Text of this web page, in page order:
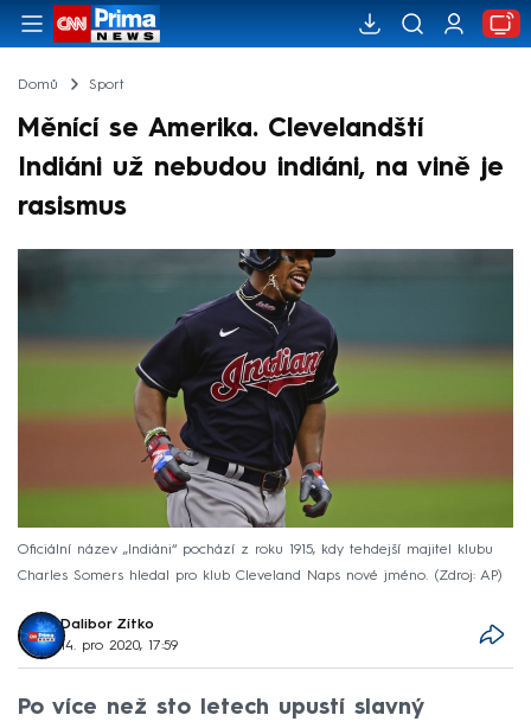
Domů Sport
Měnící se Amerika. Clevelandští
Indiáni už nebudou indiáni, na vině je
rasismus
Oficiální název „Indiáni“ pochází z roku 1915, kdy tehdejší majitel klubu
Charles Somers hledal pro klub Cleveland Naps nové jméno.
Zdroj: AP
Dalibor Zítko
14. pro 2020, 17:59
Po více než sto letech upustí slavný